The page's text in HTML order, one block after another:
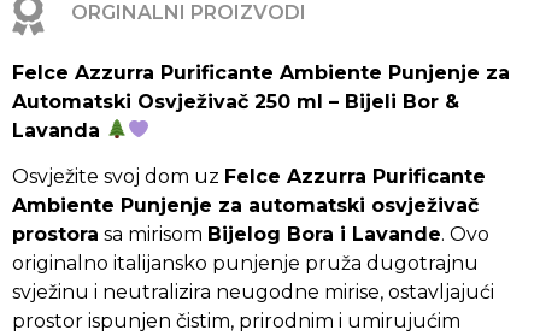
ORGINALNI PROIZVODI
Felce Azzurra Purificante Ambiente Punjenje za
Automatski Osvježivač 250 ml – Bijeli Bor &
Lavanda
Osvježite svoj dom uz Felce Azzurra Purificante
Ambiente Punjenje za automatski osvježivač
prostora sa mirisom Bijelog Bora i Lavande. Ovo
originalno italijansko punjenje pruža dugotrajnu
svježinu i neutralizira neugodne mirise, ostavljajući
prostor ispunjen čistim, prirodnim i umirujućim